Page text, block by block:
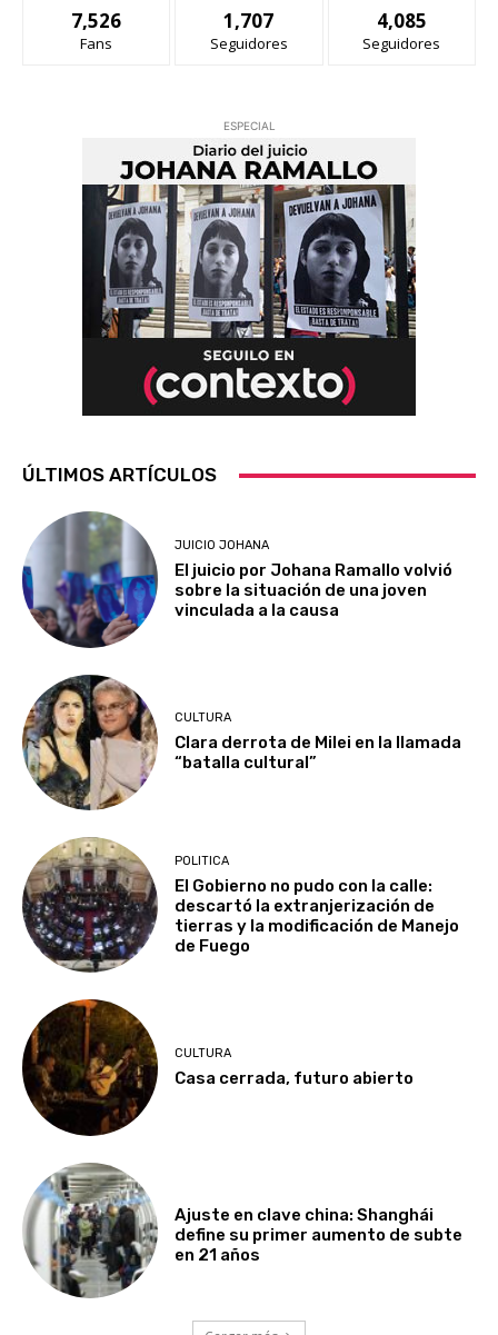
7,526
Fans
1,707
Seguidores
4,085
Seguidores
ESPECIAL
ÚLTIMOS ARTÍCULOS
JUICIO JOHANA
El juicio por Johana Ramallo volvió
sobre la situación de una joven
vinculada a la causa
CULTURA
Clara derrota de Milei en la llamada
“batalla cultural”
POLITICA
El Gobierno no pudo con la calle:
descartó la extranjerización de
tierras y la modificación de Manejo
de Fuego
CULTURA
Casa cerrada, futuro abierto
Ajuste en clave china: Shanghái
define su primer aumento de subte
en 21 años